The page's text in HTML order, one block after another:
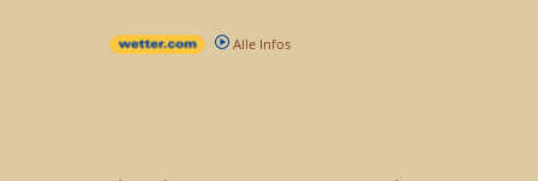
Alle Infos